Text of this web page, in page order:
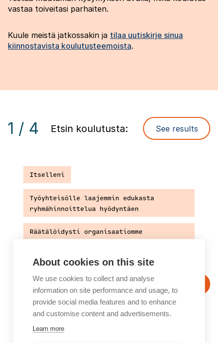
vastaa toiveitasi parhaiten.
Kuule meistä jatkossakin ja tilaa uutiskirje sinua
kiinnostavista koulutusteemoista.
1 / 4 Etsin koulutusta:
Itselleni
Työyhteisölle laajemmin edukasta
ryhmähinnoittelua hyödyntäen
Räätälöidysti organisaatiomme
koulutustarpeita vastaamaan
About cookies on this site
We use cookies to collect and analyse
information on site performance and usage, to
provide social media features and to enhance
and customise content and advertisements.
Learn more